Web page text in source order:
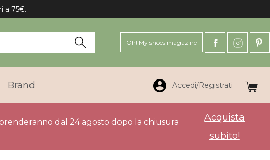
a 75€.
Oh! My shoes magazine
Brand Accedi/Registrati
dal 24 agosto dopo la chiusura
Acquista
subito!